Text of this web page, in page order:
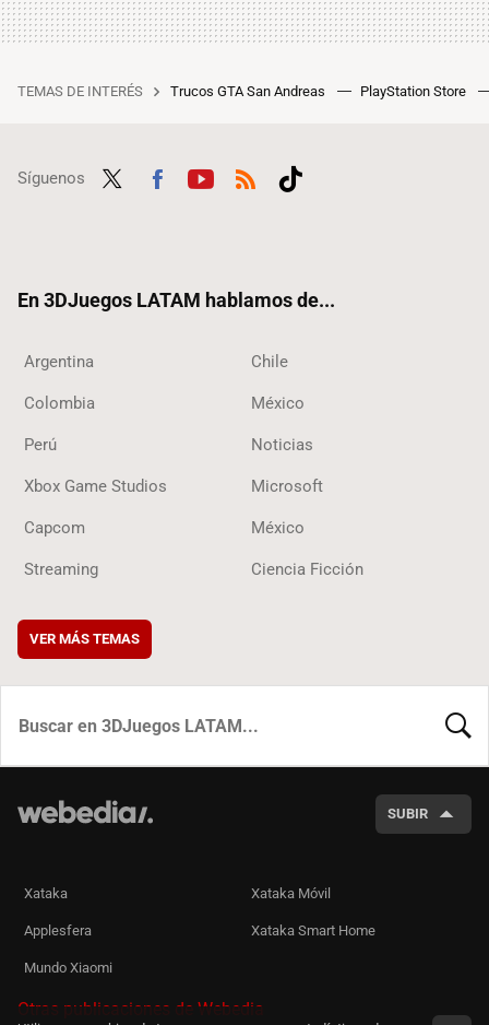
TEMAS DE INTERÉS Trucos GTA San Andreas PlayStation Store
Síguenos
En 3DJuegos LATAM hablamos de...
Argentina Chile
Colombia México
Perú Noticias
Xbox Game Studios Microsoft
Capcom México
Streaming Ciencia Ficción
VER MÁS TEMAS
SUBIR
Xataka Xataka Móvil
Applesfera Xataka Smart Home
Mundo Xiaomi
Otras publicaciones de Webedia